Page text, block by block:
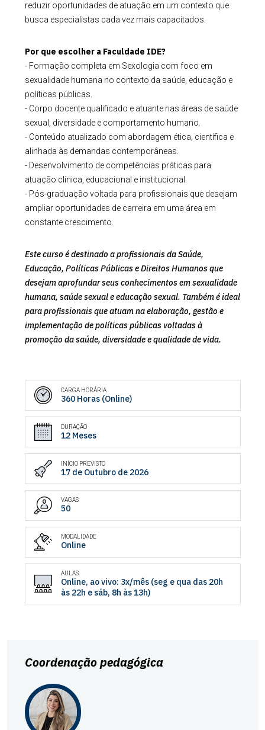
reduzir oportunidades de atuação em um contexto que
busca especialistas cada vez mais capacitados.
Por que escolher a Faculdade IDE?
- Formação completa em Sexologia com foco em
sexualidade humana no contexto da saúde, educação e
políticas públicas.
- Corpo docente qualificado e atuante nas áreas de saúde
sexual, diversidade e comportamento humano.
- Conteúdo atualizado com abordagem ética, científica e
alinhada às demandas contemporâneas.
- Desenvolvimento de competências práticas para
atuação clínica, educacional e institucional.
- Pós-graduação voltada para profissionais que desejam
ampliar oportunidades de carreira em uma área em
constante crescimento.
Este curso é destinado a profissionais da Saúde,
Educação, Políticas Públicas e Direitos Humanos que
desejam aprofundar seus conhecimentos em sexualidade
humana, saúde sexual e educação sexual. Também é ideal
para profissionais que atuam na elaboração, gestão e
implementação de políticas públicas voltadas à
promoção da saúde, diversidade e qualidade de vida.
CARGA HORÁRIA
360 Horas (Online)
DURAÇÃO
12 Meses
INÍCIO PREVISTO
17 de Outubro de 2026
VAGAS
50
MODALIDADE
Online
AULAS
Online, ao vivo: 3x/mês (seg e qua das 20h
às 22h e sáb, 8h às 13h)
Coordenação pedagógica